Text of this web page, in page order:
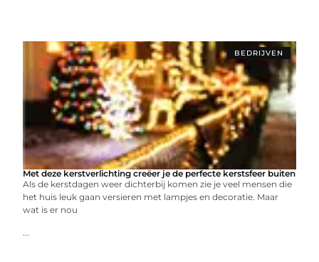
BEDRIJVEN
Met deze kerstverlichting creëer je de perfecte kerstsfeer buiten
Als de kerstdagen weer dichterbij komen zie je veel mensen die
het huis leuk gaan versieren met lampjes en decoratie. Maar
wat is er nou
...